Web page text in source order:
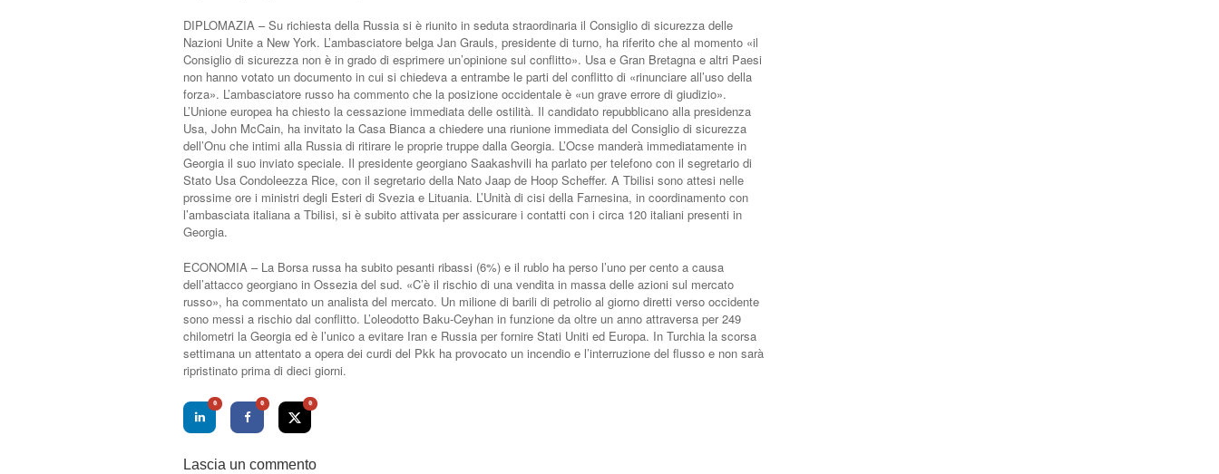
DIPLOMAZIA – Su richiesta della Russia si è riunito in seduta straordinaria il Consiglio di sicurezza delle
Nazioni Unite a New York. L’ambasciatore belga Jan Grauls, presidente di turno, ha riferito che al momento «il
Consiglio di sicurezza non è in grado di esprimere un’opinione sul conflitto». Usa e Gran Bretagna e altri Paesi
non hanno votato un documento in cui si chiedeva a entrambe le parti del conflitto di «rinunciare all’uso della
forza». L’ambasciatore russo ha commento che la posizione occidentale è «un grave errore di giudizio».
L’Unione europea ha chiesto la cessazione immediata delle ostilità. Il candidato repubblicano alla presidenza
Usa, John McCain, ha invitato la Casa Bianca a chiedere una riunione immediata del Consiglio di sicurezza
dell’Onu che intimi alla Russia di ritirare le proprie truppe dalla Georgia. L’Ocse manderà immediatamente in
Georgia il suo inviato speciale. Il presidente georgiano Saakashvili ha parlato per telefono con il segretario di
Stato Usa Condoleezza Rice, con il segretario della Nato Jaap de Hoop Scheffer. A Tbilisi sono attesi nelle
prossime ore i ministri degli Esteri di Svezia e Lituania. L’Unità di cisi della Farnesina, in coordinamento con
l’ambasciata italiana a Tbilisi, si è subito attivata per assicurare i contatti con i circa 120 italiani presenti in
Georgia.
ECONOMIA – La Borsa russa ha subito pesanti ribassi (6%) e il rublo ha perso l’uno per cento a causa
dell’attacco georgiano in Ossezia del sud. «C’è il rischio di una vendita in massa delle azioni sul mercato
russo», ha commentato un analista del mercato. Un milione di barili di petrolio al giorno diretti verso occidente
sono messi a rischio dal conflitto. L’oleodotto Baku-Ceyhan in funzione da oltre un anno attraversa per 249
chilometri la Georgia ed è l’unico a evitare Iran e Russia per fornire Stati Uniti ed Europa. In Turchia la scorsa
settimana un attentato a opera dei curdi del Pkk ha provocato un incendio e l’interruzione del flusso e non sarà
ripristinato prima di dieci giorni.
0 0 0
Lascia un commento